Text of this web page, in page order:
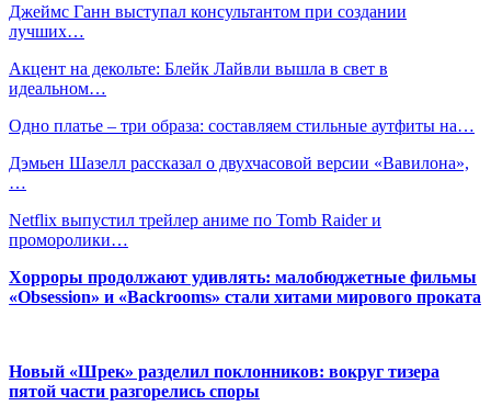
Джеймс Ганн выступал консультантом при создании
лучших…
Акцент на декольте: Блейк Лайвли вышла в свет в
идеальном…
Одно платье – три образа: составляем стильные аутфиты на…
Дэмьен Шазелл рассказал о двухчасовой версии «Вавилона»,
…
Netflix выпустил трейлер аниме по Tomb Raider и
проморолики…
Хорроры продолжают удивлять: малобюджетные фильмы
«Obsession» и «Backrooms» стали хитами мирового проката
Новый «Шрек» разделил поклонников: вокруг тизера
пятой части разгорелись споры